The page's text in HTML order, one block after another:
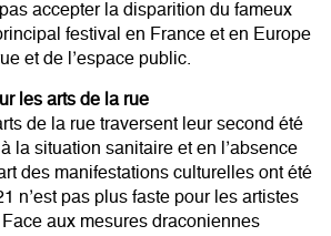
accepter la disparition du fameux
festival en France et en Europe
et de l’espace public.
les arts de la rue
de la rue traversent leur second été
la situation sanitaire et en l’absence
des manifestations culturelles ont été
n’est pas plus faste pour les artistes
aux mesures draconiennes